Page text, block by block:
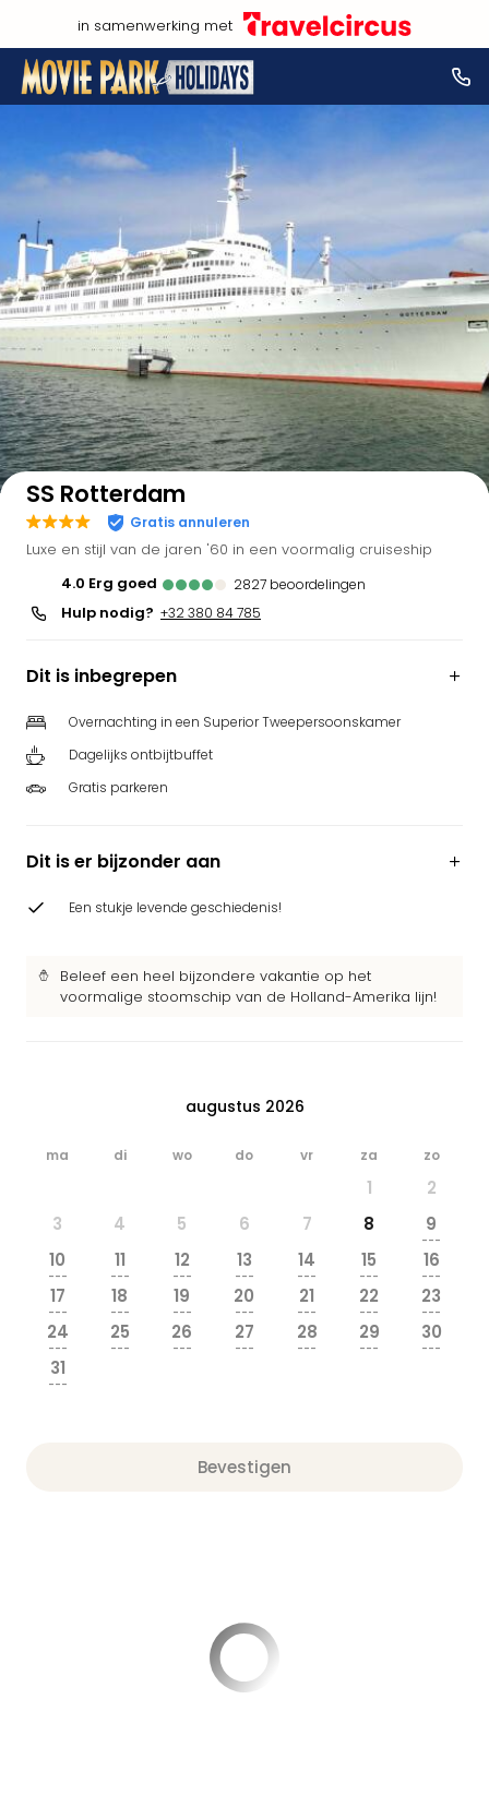
in samenwerking met
Bekijk op kaart
SS Rotterdam
Gratis annuleren
Luxe en stijl van de jaren '60 in een voormalig cruiseship
4.0
erg goed 2827 beoordelingen
Hulp nodig? +32 380 84 785
Dit is inbegrepen
Overnachting in een Superior Tweepersoonskamer
Dagelijks ontbijtbuffet
Gratis parkeren
Dit is er bijzonder aan
Een stukje levende geschiedenis!
Beleef een heel bijzondere vakantie op het
voormalige stoomschip van de Holland-Amerika lijn!
augustus 2026
ma di wo do vr za zo
1
2
3
4 5 6 7 8 9
---
10
---
11
---
12
---
13
---
14
---
15
---
16
---
17
---
18
---
19
---
20
---
21
---
22
---
23
---
24
---
25
---
26
---
27
---
28
---
29
---
30
---
31
---
Bevestigen